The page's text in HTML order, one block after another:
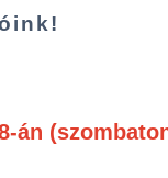
án